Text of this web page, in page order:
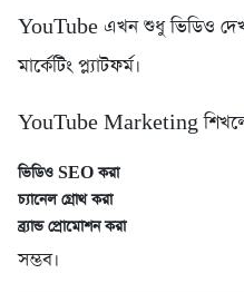
YouTube এখন শুধু ভিডিও
মার্কেটিং প্ল্যাটফর্ম।
YouTube Marketing
ভিডিও SEO করা
চ্যানেল গ্রোথ করা
ব্র্যান্ড প্রোমোশন করা
সম্ভব।